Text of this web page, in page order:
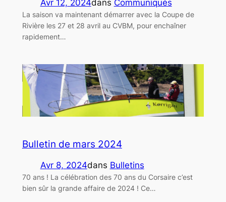
Avr 12, 2024dans Communiqués
La saison va maintenant démarrer avec la Coupe de
Rivière les 27 et 28 avril au CVBM, pour enchaîner
rapidement…
Bulletin de mars 2024
Avr 8, 2024dans Bulletins
70 ans ! La célébration des 70 ans du Corsaire c’est
bien sûr la grande affaire de 2024 ! Ce…